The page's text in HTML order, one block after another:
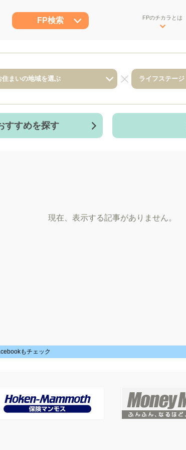
FP検索 FPのチカラとは
すすめを探す
現在、表示する記事がありません。
もチェック